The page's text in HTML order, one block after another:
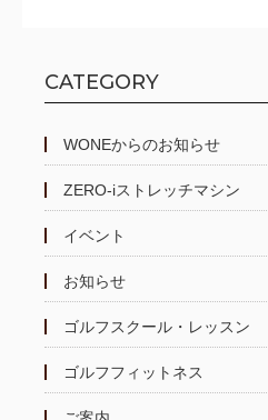
CATEGORY
WONEからのお知らせ
ZERO-iストレッチマシン
イベント
お知らせ
ゴルフスクール・レッスン
ゴルフフィットネス